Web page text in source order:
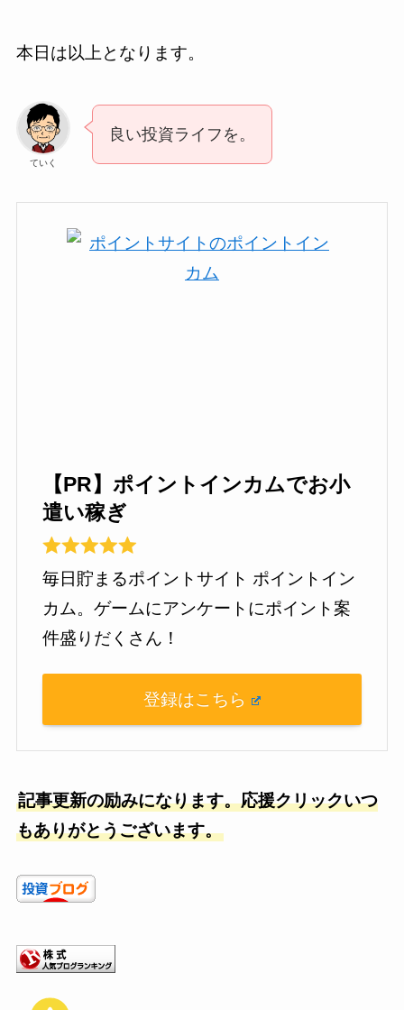
本日は以上となります。
ていく
良い投資ライフを。
【PR】ポイントインカムでお小
遣い稼ぎ
毎日貯まるポイントサイト ポイントイン
カム。ゲームにアンケートにポイント案
件盛りだくさん！
登録はこちら
記事更新の励みになります。応援クリックいつ
もありがとうございます。